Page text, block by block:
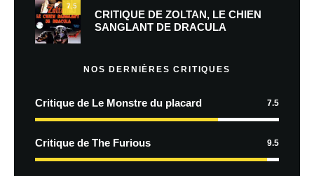
7.5
CRITIQUE DE ZOLTAN, LE CHIEN
SANGLANT DE DRACULA
NOS DERNIÈRES CRITIQUES
Critique de Le Monstre du placard 7.5
Critique de The Furious 9.5